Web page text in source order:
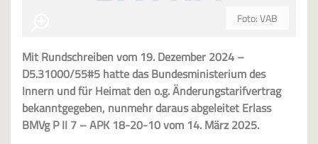
Foto: VAB
Mit Rundschreiben vom 19. Dezember 2024 –
D5.31000/55#5 hatte das Bundesministerium des
Innern und für Heimat den o.g. Änderungstarifvertrag
bekanntgegeben, nunmehr daraus abgeleitet Erlass
BMVg P II 7 – APK 18-20-10 vom 14. März 2025.